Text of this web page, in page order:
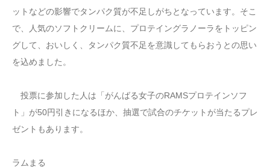
ットなどの影響でタンパク質が不足しがちとなっています。そこ
で、人気のソフトクリームに、プロテイングラノーラをトッピン
グして、おいしく、タンパク質不足を意識してもらおうとの思い
を込めました。
投票に参加した人は「がんばる女子のRAMSプロテインソフ
ト」が50円引きになるほか、抽選で試合のチケットが当たるプレ
ゼントもあります。
ラムまる